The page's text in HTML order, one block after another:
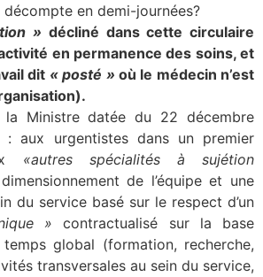
décompte en demi-journées?
» décliné dans cette circulaire
en permanence des soins, et
dit « posté » où le médecin n’est
la Ministre datée du 22 décembre
: aux urgentistes dans un premier
«autres spécialités à sujétion
de l’équipe et une
du service basé sur le respect d’un
» contractualisé sur la base
temps global (formation, recherche,
transversales au sein du service,